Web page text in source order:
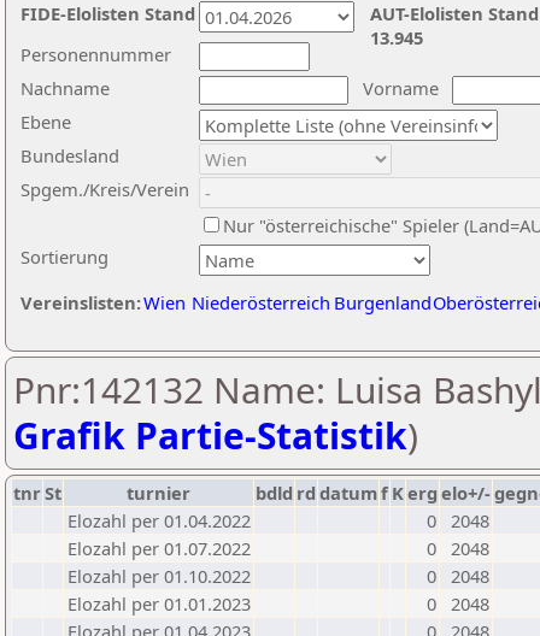
Nachname
Vorname
Ebene
Sortierung
Personennummer
Bundesland
Spgem./Kreis/Verein
Nur "österreichische" Spieler
Vereinslisten:Wien Niederösterreich Burgenland
AUT-Elolisten
13.945
FIDE-Elolisten Stand
Pnr:142132 Name: Luisa
Grafik Partie-Statistik)
tnrSt turnier bdld rd datumf Kerg elo+/-
Elozahl per 01.04.2022
0 2048
Elozahl per 01.07.2022
0 2048
Elozahl per 01.10.2022
0 2048
Elozahl per 01.01.2023
0 2048
Elozahl per 01.04.2023
0 2048